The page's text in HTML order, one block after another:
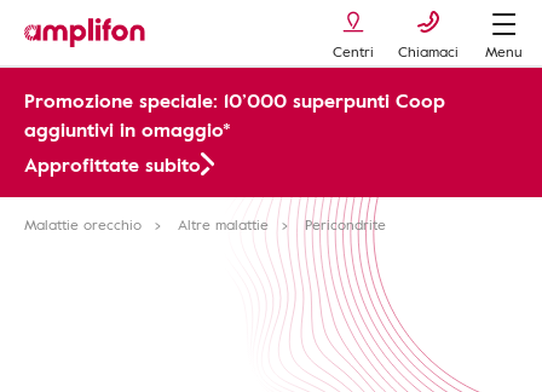
Centri Chiamaci Menu
Promozione speciale: 10’000 superpunti Coop
aggiuntivi in omaggio*
Approfittate subito
Malattie orecchio Altre malattie Pericondrite